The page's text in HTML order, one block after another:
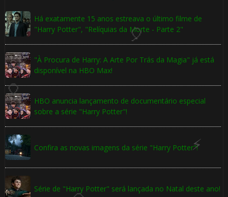
Há exatamente 15 anos estreava o último filme de
"Harry Potter", "Relíquias da Morte - Parte 2"
"À Procura de Harry: A Arte Por Trás da Magia" já está
disponível na HBO Max!
HBO anuncia lançamento de documentário especial
sobre a série "Harry Potter"!
Confira as novas imagens da série "Harry Potter"!
Série de "Harry Potter" será lançada no Natal deste ano!
⚡
1️⃣ 8️⃣
🎂